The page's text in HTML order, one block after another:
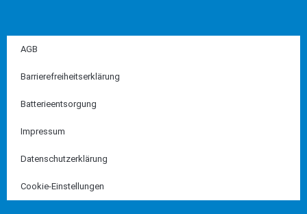
AGB
Barrierefreiheitserklärung
Batterieentsorgung
Impressum
Datenschutzerklärung
Cookie-Einstellungen